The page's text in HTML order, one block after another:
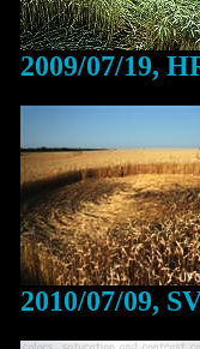
2009/07/19,
2010/07/09,